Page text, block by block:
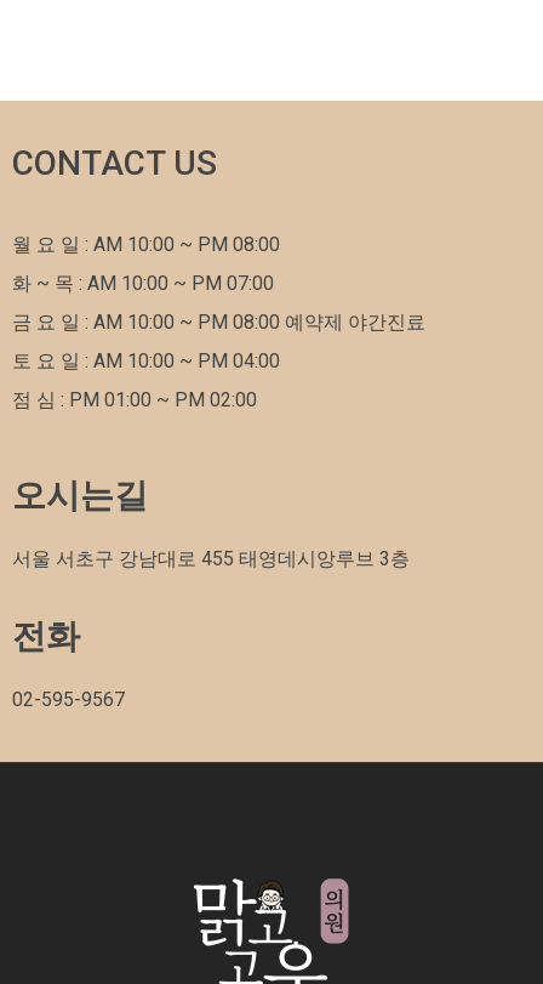
CONTACT US
월 요 일 : AM 10:00 ~ PM 08:00
화 ~ 목 : AM 10:00 ~ PM 07:00
금 요 일 : AM 10:00 ~ PM 08:00 예약제 야간진료
토 요 일 : AM 10:00 ~ PM 04:00
점 심 : PM 01:00 ~ PM 02:00
오시는길
서울 서초구 강남대로 455 태영데시앙루브 3층
전화
02-595-9567